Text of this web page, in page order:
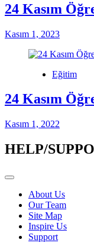
24 Kasım
Kasım 1, 2023
Eğitim
24 Kasım
Kasım 1, 2022
HELP/
About Us
Our Team
Site Map
Inspire Us
Support